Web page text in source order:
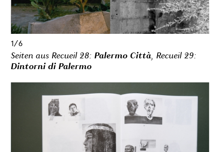
1/6
Seiten ausRecueil 28: Palermo Città, Recueil 29:
Dintorni di Palermo